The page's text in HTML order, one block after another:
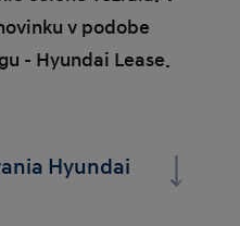
v podobe
- Hyundai Lease.
Hyundai